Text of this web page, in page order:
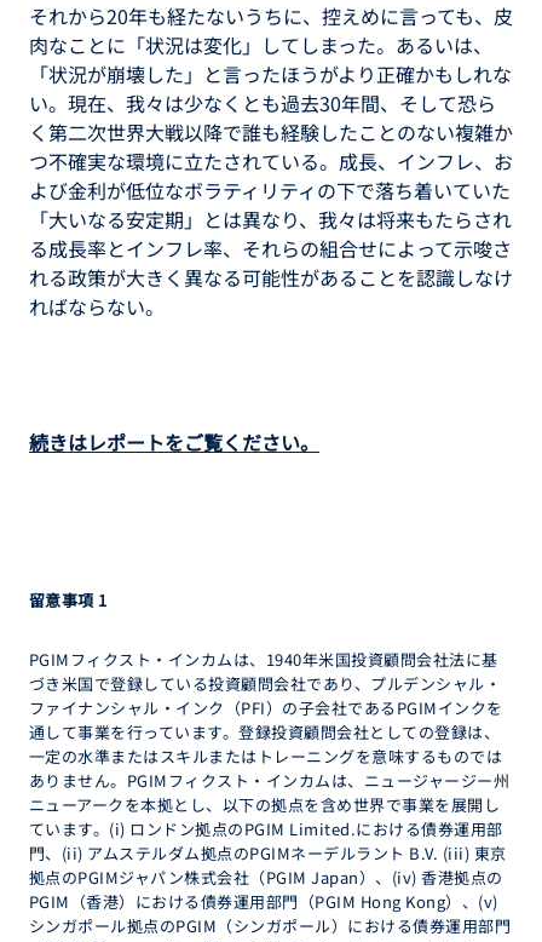
それから20年も経たないうちに、控えめに言っても、皮
肉なことに「状況は変化」してしまった。あるいは、
「状況が崩壊した」と言ったほうがより正確かもしれな
い。現在、我々は少なくとも過去30年間、そして恐ら
く第二次世界大戦以降で誰も経験したことのない複雑か
つ不確実な環境に立たされている。成長、インフレ、お
よび金利が低位なボラティリティの下で落ち着いていた
「大いなる安定期」とは異なり、我々は将来もたらされ
る成長率とインフレ率、それらの組合せによって示唆さ
れる政策が大きく異なる可能性があることを認識しなけ
ればならない。
続きはレポートをご覧ください。
留意事項 1
PGIMフィクスト・インカムは、1940年米国投資顧問会社法に基
づき米国で登録している投資顧問会社であり、プルデンシャル・
ファイナンシャル・インク（PFI）の子会社であるPGIMインクを
通して事業を行っています。登録投資顧問会社としての登録は、
一定の水準またはスキルまたはトレーニングを意味するものでは
ありません。PGIMフィクスト・インカムは、ニュージャージー州
ニューアークを本拠とし、以下の拠点を含め世界で事業を展開し
ています。(i) ロンドン拠点のPGIM Limited.における債券運用部
門、(ii) アムステルダム拠点のPGIMネーデルラント B.V. (iii) 東京
拠点のPGIMジャパン株式会社（PGIM Japan）、(iv) 香港拠点の
PGIM（香港）における債券運用部門（PGIM Hong Kong）、(v)
シンガポール拠点のPGIM（シンガポール）における債券運用部門